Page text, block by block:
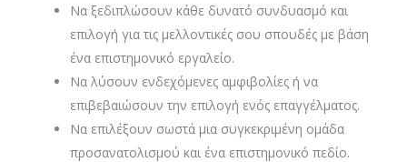
Να ξεδιπλώσουν κάθε δυνατό συνδυασμό και
επιλογή για τις μελλοντικές σου σπουδές με βάση
ένα επιστημονικό εργαλείο.
Να λύσουν ενδεχόμενες αμφιβολίες ή να
επιβεβαιώσουν την επιλογή ενός επαγγέλματος.
Να επιλέξουν σωστά μια συγκεκριμένη ομάδα
προσανατολισμού και ένα επιστημονικό πεδίο.